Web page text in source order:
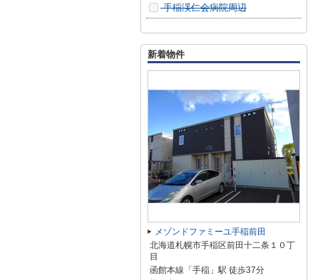
手稲渓仁会病院周辺
新着物件
メゾンドファミーユ手稲前田
北海道札幌市手稲区前田十二条１０丁
目
函館本線「手稲」駅 徒歩37分